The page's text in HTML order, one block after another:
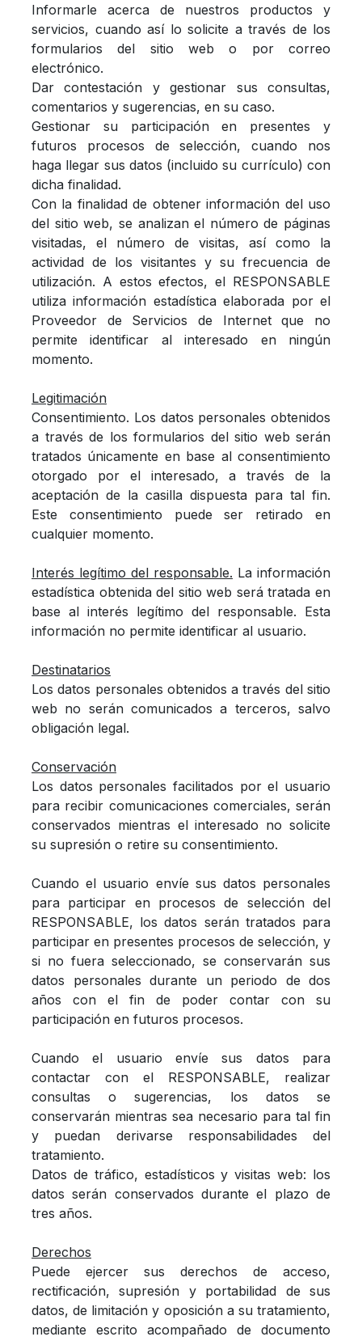
Informarle acerca de nuestros productos y
servicios, cuando así lo solicite a través de los
formularios del sitio web o por correo
electrónico.
Dar contestación y gestionar sus consultas,
comentarios y sugerencias, en su caso.
Gestionar su participación en presentes y
futuros procesos de selección, cuando nos
haga llegar sus datos (incluido su currículo) con
dicha finalidad.
Con la finalidad de obtener información del uso
del sitio web, se analizan el número de páginas
visitadas, el número de visitas, así como la
actividad de los visitantes y su frecuencia de
utilización. A estos efectos, el RESPONSABLE
utiliza información estadística elaborada por el
Proveedor de Servicios de Internet que no
permite identificar al interesado en ningún
momento.
Legitimación
Consentimiento. Los datos personales obtenidos
a través de los formularios del sitio web serán
tratados únicamente en base al consentimiento
otorgado por el interesado, a través de la
aceptación de la casilla dispuesta para tal fin.
Este consentimiento puede ser retirado en
cualquier momento.
Interés legítimo del responsable. La información
estadística obtenida del sitio web será tratada en
base al interés legítimo del responsable. Esta
información no permite identificar al usuario.
Destinatarios
Los datos personales obtenidos a través del sitio
web no serán comunicados a terceros, salvo
obligación legal.
Conservación
Los datos personales facilitados por el usuario
para recibir comunicaciones comerciales, serán
conservados mientras el interesado no solicite
su supresión o retire su consentimiento.
Cuando el usuario envíe sus datos personales
para participar en procesos de selección del
RESPONSABLE, los datos serán tratados para
participar en presentes procesos de selección, y
si no fuera seleccionado, se conservarán sus
datos personales durante un periodo de dos
años con el fin de poder contar con su
participación en futuros procesos.
Cuando el usuario envíe sus datos para
contactar con el RESPONSABLE, realizar
consultas o sugerencias, los datos se
conservarán mientras sea necesario para tal fin
y puedan derivarse responsabilidades del
tratamiento.
Datos de tráfico, estadísticos y visitas web: los
datos serán conservados durante el plazo de
tres años.
Derechos
Puede ejercer sus derechos de acceso,
rectificación, supresión y portabilidad de sus
datos, de limitación y oposición a su tratamiento,
mediante escrito acompañado de documento